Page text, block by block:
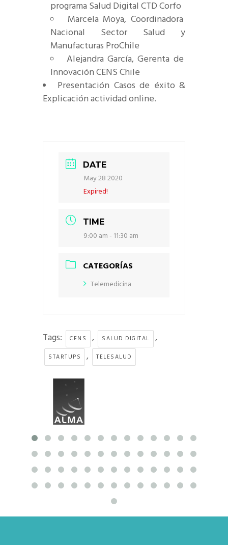
programa Salud Digital CTD Corfo
Marcela Moya, Coordinadora
Nacional Sector Salud y
Manufacturas ProChile
Alejandra García, Gerenta de
Innovación CENS Chile
Presentación Casos de éxito &
Explicación actividad online.
DATE
May 28 2020
Expired!
TIME
9:00 am - 11:30 am
CATEGORÍAS
Telemedicina
Tags: CENS , SALUD DIGITAL ,
STARTUPS , TELESALUD